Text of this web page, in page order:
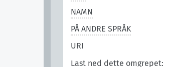
NAMN
PÅ ANDRE SPRÅK
URI
Last ned dette omgrepet: